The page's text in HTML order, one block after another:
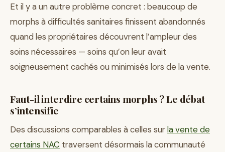
Et il y a un autre problème concret : beaucoup de
morphs à difficultés sanitaires finissent abandonnés
quand les propriétaires découvrent l’ampleur des
soins nécessaires — soins qu’on leur avait
soigneusement cachés ou minimisés lors de la vente.
Faut-il interdire certains morphs ? Le débat
s’intensifie
Des discussions comparables à celles surla vente de
certains NAC traversent désormais la communauté